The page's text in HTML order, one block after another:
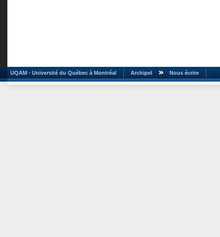
UQAM - Université du Québec à Montréal Archipel Nous écrire